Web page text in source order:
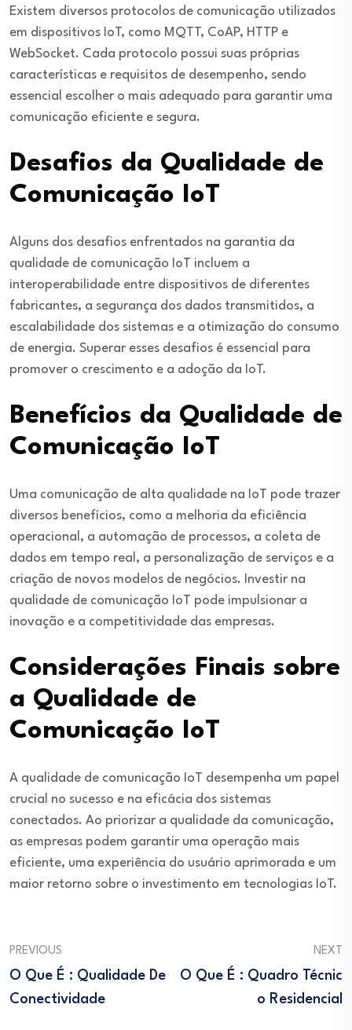
Existem diversos protocolos de comunicação utilizados
em dispositivos IoT, como MQTT, CoAP, HTTP e
WebSocket. Cada protocolo possui suas próprias
características e requisitos de desempenho, sendo
essencial escolher o mais adequado para garantir uma
comunicação eficiente e segura.
Desafios da Qualidade de
Comunicação IoT
Alguns dos desafios enfrentados na garantia da
qualidade de comunicação IoT incluem a
interoperabilidade entre dispositivos de diferentes
fabricantes, a segurança dos dados transmitidos, a
escalabilidade dos sistemas e a otimização do consumo
de energia. Superar esses desafios é essencial para
promover o crescimento e a adoção da IoT.
Benefícios da Qualidade de
Comunicação IoT
Uma comunicação de alta qualidade na IoT pode trazer
diversos benefícios, como a melhoria da eficiência
operacional, a automação de processos, a coleta de
dados em tempo real, a personalização de serviços e a
criação de novos modelos de negócios. Investir na
qualidade de comunicação IoT pode impulsionar a
inovação e a competitividade das empresas.
Considerações Finais sobre
a Qualidade de
Comunicação IoT
A qualidade de comunicação IoT desempenha um papel
crucial no sucesso e na eficácia dos sistemas
conectados. Ao priorizar a qualidade da comunicação,
as empresas podem garantir uma operação mais
eficiente, uma experiência do usuário aprimorada e um
maior retorno sobre o investimento em tecnologias IoT.
PREVIOUS
O Que É : Qualidade De
Conectividade
NEXT
O Que É : Quadro Técnic
O Residencial